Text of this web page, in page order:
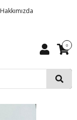
Hakkımızda
0